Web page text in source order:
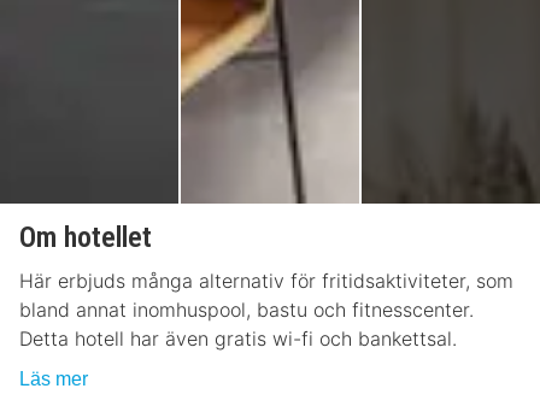
Om hotellet
Här erbjuds många alternativ för fritidsaktiviteter, som
bland annat inomhuspool, bastu och fitnesscenter.
Detta hotell har även gratis wi-fi och bankettsal.
Läs mer